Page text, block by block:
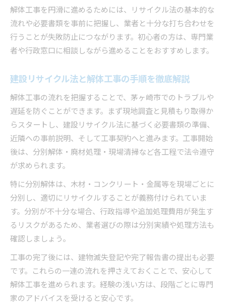
解体工事を円滑に進めるためには、リサイクル法の基本的な
流れや必要書類を事前に把握し、業者と十分な打ち合わせを
行うことが失敗防止につながります。初心者の方は、専門業
者や行政窓口に相談しながら進めることをおすすめします。
建設リサイクル法と解体工事の手順を徹底解説
解体工事の流れを把握することで、茅ヶ崎市でのトラブルや
遅延を防ぐことができます。まず現地調査と見積もり取得か
らスタートし、建設リサイクル法に基づく必要書類の準備、
近隣への事前説明、そして工事契約へと進みます。工事開始
後は、分別解体・廃材処理・現場清掃など各工程で法令遵守
が求められます。
特に分別解体は、木材・コンクリート・金属等を現場ごとに
分別し、適切にリサイクルすることが義務付けられていま
す。分別が不十分な場合、行政指導や追加処理費用が発生す
るリスクがあるため、業者選びの際は分別実績や処理方法も
確認しましょう。
工事の完了後には、建物滅失登記や完了報告書の提出も必要
です。これらの一連の流れを押さえておくことで、安心して
解体工事を進められます。経験の浅い方は、段階ごとに専門
家のアドバイスを受けると安心です。